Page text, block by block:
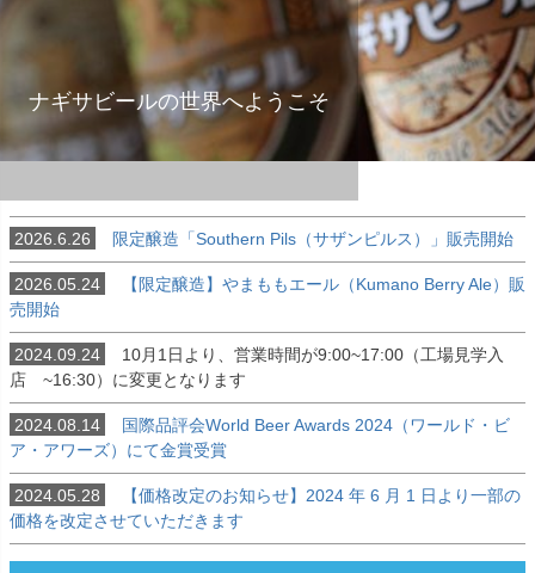
ナギサビールの世界へようこそ
2026.6.26 限定醸造「Southern Pils（サザンピルス）」販売開始
2026.05.24
【限定醸造】やまももエール（Kumano Berry Ale）販
売開始
2024.09.24
10月1日より、営業時間が9:00~17:00（工場見学入
店 ~16:30）に変更となります
2024.08.14
国際品評会World Beer Awards 2024（ワールド・ビ
ア・アワーズ）にて金賞受賞
2024.05.28
【価格改定のお知らせ】2024 年 6 月 1 日より一部の
価格を改定させていただきます